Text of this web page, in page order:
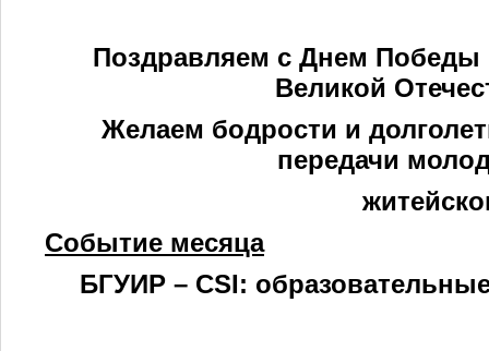
Поздравляем с Днем Победы
Великой
Желаем бодрости и
передачи
Событие месяца
БГУИР – CSI: